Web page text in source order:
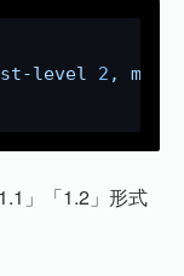
level 2 , max
」「1.2」形式